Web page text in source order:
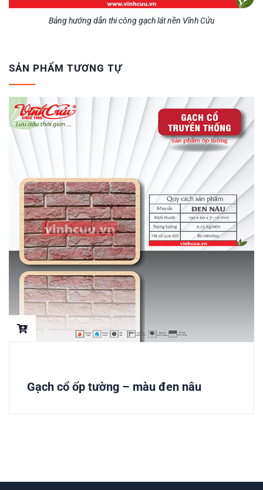
Bảng hướng dẫn thi công gạch lát nền Vĩnh Cửu
SẢN PHẨM TƯƠNG TỰ
Gạch cổ ốp tường – màu đen nâu